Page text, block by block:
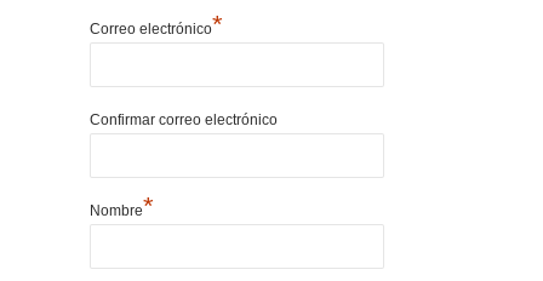
Correo electrónico*
Confirmar correo electrónico
Nombre*